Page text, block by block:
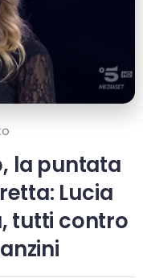
la puntata
Lucia
tutti contro